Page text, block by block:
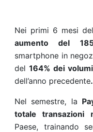
Nei primi 6 mesi
aumento del
smartphone in
del164% dei
dell’anno precedente.
Nel semestre, la
totale transazioni
Paese, trainando